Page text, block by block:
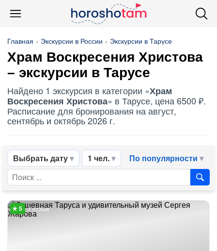
Главная Экскурсии в России Экскурсии в Тарусе
Храм Воскресения Христова
– экскурсии в Тарусе
Найдено 1 экскурсия в категории «Храм
Воскресения Христова» в Тарусе, цена 6500 ₽.
Расписание для бронирования на август,
сентябрь и октябрь 2026 г.
Выбрать дату 1 чел. По популярности
1 отзыв